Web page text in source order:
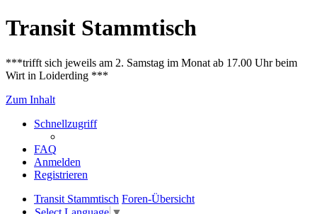
Transit Stammtisch
***trifft sich jeweils am 2. Samstag im Monat ab 17.00 Uhr beim
Wirt in Loiderding ***
Zum Inhalt
Schnellzugriff
FAQ
Anmelden
Registrieren
Transit Stammtisch Foren-Übersicht